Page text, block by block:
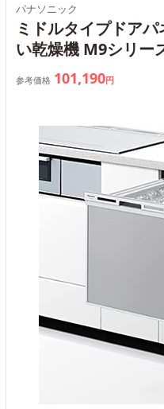
パナソニック
ミドルタイプドア
い乾燥機 M9シリー
参考価格 101,190円